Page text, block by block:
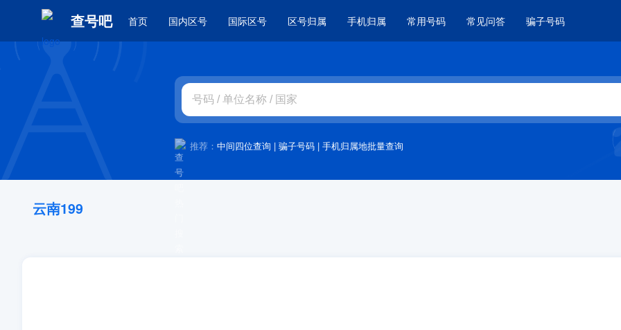
查号吧 首页 国内区号 国际区号 区号归属 手机归属 常用号码 常见问答 骗子号码
推荐： 中间四位查询 | 骗子号码 | 手机归属地批量查询
云南199